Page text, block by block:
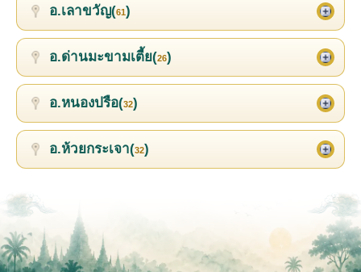
อ.เลาขวัญ(61)
อ.ด่านมะขามเตี้ย(26)
อ.หนองปรือ(32)
อ.ห้วยกระเจา(32)